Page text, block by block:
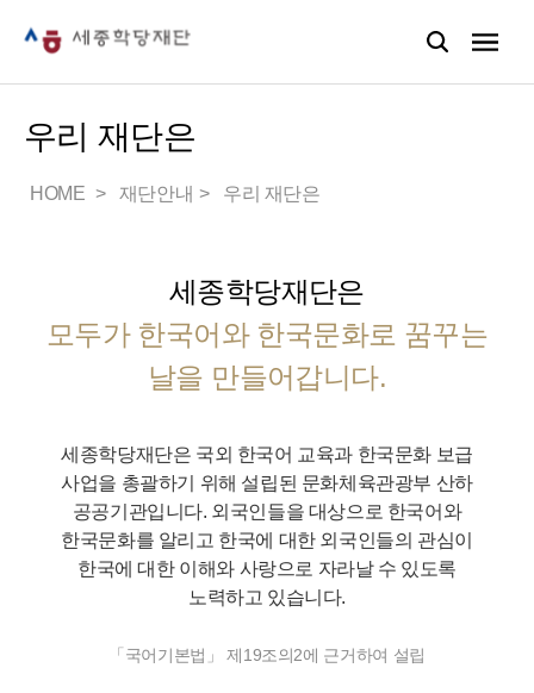
우리 재단은
HOME 재단안내 우리 재단은
세종학당재단은
모두가 한국어와 한국문화로 꿈꾸는
날을 만들어갑니다.
세종학당재단은 국외 한국어 교육과 한국문화 보급
사업을 총괄하기 위해 설립된 문화체육관광부 산하
공공기관입니다. 외국인들을 대상으로 한국어와
한국문화를 알리고 한국에 대한 외국인들의 관심이
한국에 대한 이해와 사랑으로 자라날 수 있도록
노력하고 있습니다.
「국어기본법」 제19조의2에 근거하여 설립